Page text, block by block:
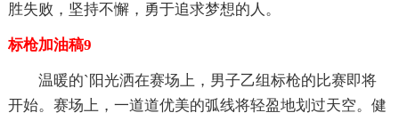
胜失败，坚持不懈，勇于追求梦想的人。
标枪加油稿9
温暖的`阳光洒在赛场上，男子乙组标枪的比赛即将
开始。赛场上，一道道优美的弧线将轻盈地划过天空。健